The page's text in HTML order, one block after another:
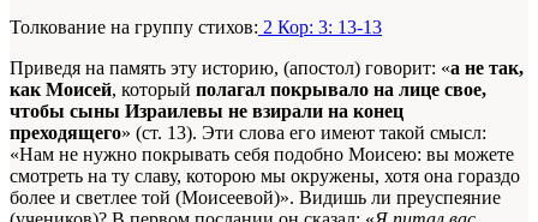
Толкование на группу стихов: 2 Кор: 3: 13-13
Приведя на память эту историю, (апостол) говорит: «а не так,
как Моисей, который полагал покрывало на лице свое,
чтобы сыны Израилевы не взирали на конец
преходящего» (ст. 13). Эти слова его имеют такой смысл:
«Нам не нужно покрывать себя подобно Моисею: вы можете
смотреть на ту славу, которою мы окружены, хотя она гораздо
более и светлее той (Моисеевой)». Видишь ли преуспеяние